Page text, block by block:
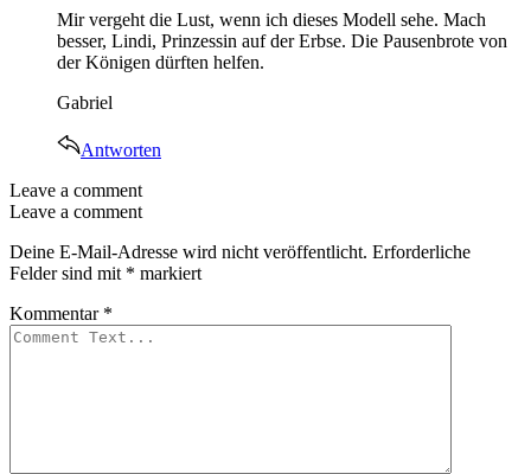
Mir vergeht die Lust, wenn ich dieses Modell sehe. Mach
besser, Lindi, Prinzessin auf der Erbse. Die Pausenbrote von
der Königen dürften helfen.
Gabriel
Antworten
Leave a comment
Leave a comment
Deine E-Mail-Adresse wird nicht veröffentlicht. Erforderliche
Felder sind mit * markiert
Kommentar *